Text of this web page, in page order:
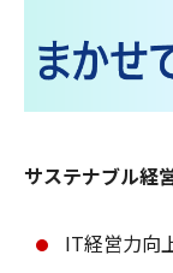
サステナブル経
IT経営力向